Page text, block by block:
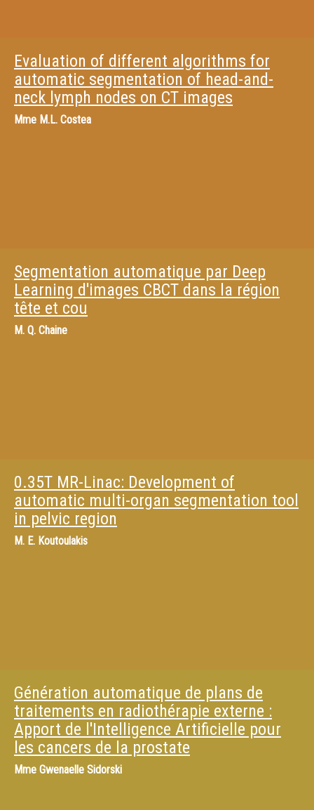
Evaluation of different algorithms for
automatic segmentation of head-and-
neck lymph nodes on CT images
Mme M.L. Costea
Segmentation automatique par Deep
Learning d'images CBCT dans la région
tête et cou
M. Q. Chaine
0.35T MR-Linac: Development of
automatic multi-organ segmentation tool
in pelvic region
M. E. Koutoulakis
Génération automatique de plans de
traitements en radiothérapie externe :
Apport de l'Intelligence Artificielle pour
les cancers de la prostate
Mme Gwenaelle Sidorski